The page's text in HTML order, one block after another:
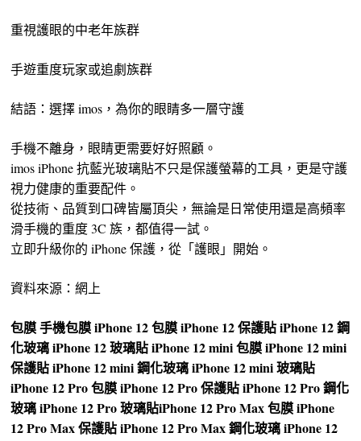
重視護眼的中老年族群
手遊重度玩家或追劇族群
結語：選擇 imos，為你的眼睛多一層守護
手機不離身，眼睛更需要好好照顧。
imos iPhone 抗藍光玻璃貼不只是保護螢幕的工具，更是守護
視力健康的重要配件。
從技術、品質到口碑皆屬頂尖，無論是日常使用還是高頻率
滑手機的重度 3C 族，都值得一試。
立即升級你的 iPhone 保護，從「護眼」開始。
資料來源：網上
包膜手機包膜iPhone 12 包膜iPhone 12 保護貼iPhone 12 鋼
化玻璃iPhone 12 玻璃貼iPhone 12 mini 包膜iPhone 12 mini
保護貼iPhone 12 mini 鋼化玻璃iPhone 12 mini 玻璃貼
iPhone 12 Pro 包膜iPhone 12 Pro 保護貼iPhone 12 Pro 鋼化
玻璃iPhone 12 Pro 玻璃貼iPhone 12 Pro Max 包膜iPhone
12 Pro Max 保護貼iPhone 12 Pro Max 鋼化玻璃iPhone 12